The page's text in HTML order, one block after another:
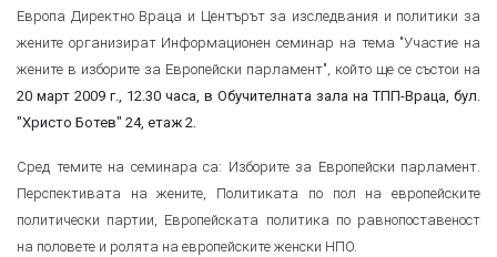
Европа Директно Враца и Центърът за изследвания и политики за
жените организират Информационен семинар на тема "Участие на
жените в изборите за Европейски парламент", който ще се състои на
20 март 2009 г., 12.30 часа, в Обучителната зала на ТПП-Враца, бул.
"Христо Ботев" 24, етаж 2.
Сред темите на семинара са: Изборите за Европейски парламент.
Перспективата на жените, Политиката по пол на европейските
политически партии, Европейската политика по равнопоставеност
на половете и ролята на европейските женски НПО.